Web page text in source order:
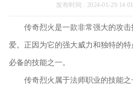
发布时间 : 2024-01-29 14:01
传奇烈火是一款非常强大的攻
爱。正因为它的强大威力和独特的
必备的技能之一。
传奇烈火属于法师职业的技能